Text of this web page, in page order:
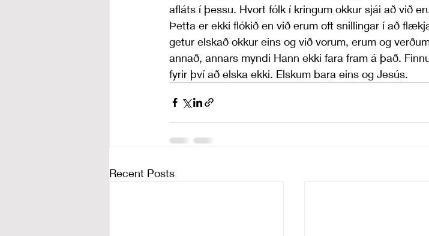
afláts í þessu. Hvort fólk í kringum okkur sjái að við
Þetta er ekki flókið en við erum oft snillingar í að
getur elskað okkur eins og við vorum, erum og
annað, annars myndi Hann ekki fara fram á það.
fyrir því að elska ekki. Elskum bara eins og Jesús.
Recent Posts